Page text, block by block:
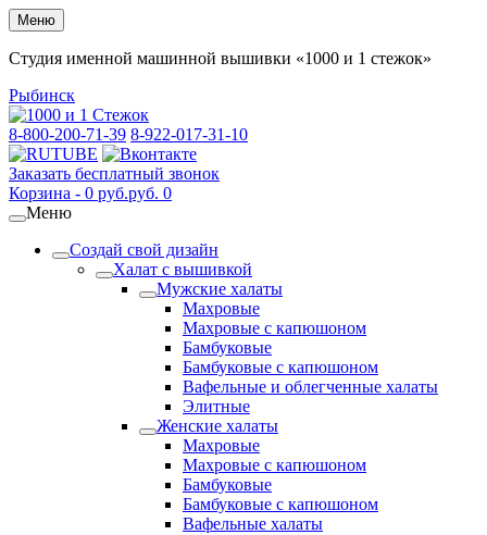
Меню
Студия именной машинной вышивки «1000 и 1 стежок»
Рыбинск
8-800-200-71-39 8-922-017-31-10
Заказать бесплатный звонок
Корзина - 0 руб.руб. 0
Меню
Создай свой дизайн
Халат с вышивкой
Мужские халаты
Махровые
Махровые с капюшоном
Бамбуковые
Бамбуковые с капюшоном
Вафельные и облегченные халаты
Элитные
Женские халаты
Махровые
Махровые с капюшоном
Бамбуковые
Бамбуковые с капюшоном
Вафельные халаты